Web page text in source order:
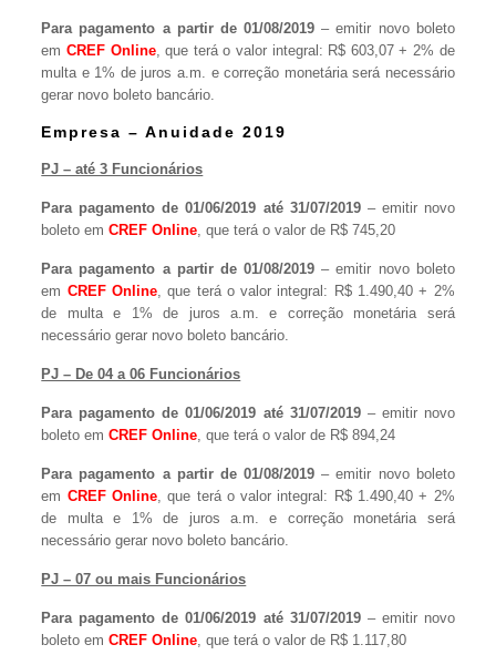
Para pagamento a partir de 01/08/2019 – emitir novo boleto
em CREF Online, que terá o valor integral: R$ 603,07 + 2% de
multa e 1% de juros a.m. e correção monetária será necessário
gerar novo boleto bancário.
Empresa – Anuidade 2019
PJ – até 3 Funcionários
Para pagamento de 01/06/2019 até 31/07/2019– emitir novo
boleto emCREF Online, que terá o valor de R$ 745,20
Para pagamento a partir de 01/08/2019 – emitir novo boleto
em CREF Online, que terá o valor integral: R$ 1.490,40 + 2%
de multa e 1% de juros a.m. e correção monetária será
necessário gerar novo boleto bancário.
PJ – De 04 a 06 Funcionários
Para pagamento de 01/06/2019 até 31/07/2019– emitir novo
boleto emCREF Online, que terá o valor de R$ 894,24
Para pagamento a partir de 01/08/2019 – emitir novo boleto
em CREF Online, que terá o valor integral: R$ 1.490,40 + 2%
de multa e 1% de juros a.m. e correção monetária será
necessário gerar novo boleto bancário.
PJ – 07 ou mais Funcionários
Para pagamento de 01/06/2019 até 31/07/2019– emitir novo
boleto emCREF Online, que terá o valor de R$ 1.117,80